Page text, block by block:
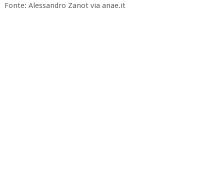
Fonte: Alessandro Zanot via anae.it